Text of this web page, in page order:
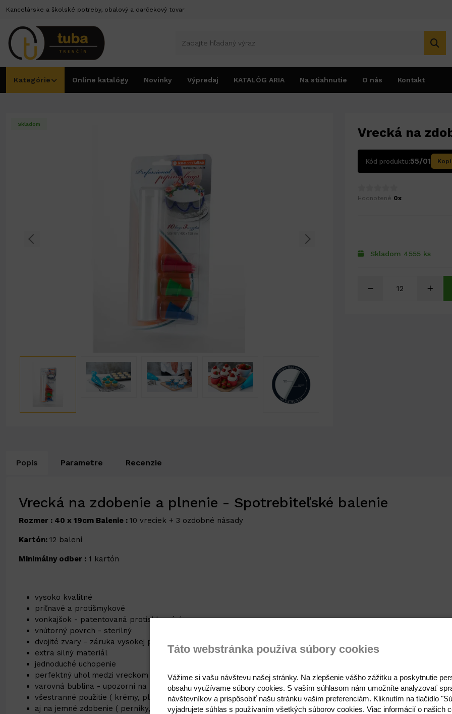
Kancelárske a školské potreby, obalový a darčekový tovar
Kategórie Online katalógy Novinky Výpredaj KATALÓG ARIA Na stiahnutie O nás Kontakt
Vrecká na zdobenie a plnenie Vrecká na zdobenie a plnenie Vrecká na zdobenie 10ks + 3 násady
Skladom
Vrecká na
Kód produktu:55/01
Hodnotené 0x
Skladom 4555 ks
Popis Parametre Recenzie
Vrecká na zdobenie a plnenie - Spotrebiteľské balenie
Rozmer : 40 x 19cm Balenie : 10 vreciek + 3 ozdobné násady
Kartón: 12 balení
Minimálny odber : 1 kartón
vysoko kvalitné
priľnavé a protišmykové
vonkajšok - patentovaná protisklzová úprava
vnútorný povrch - sterilný
dvojité zvary - záruka vysokej pevnosti
extra silný materiál
jednoduché uchopenie
perfektný uhol medzi vreckom a násadou
varovná bublina - upozorní na možné riziko prasknutia
všestranné použitie ( krémy, plnky, riedke cestá, džemy, drene,...)
aj na jemné zdobenie ( perníky, medovníky, ... )
Táto webstránka používa súbory cookies
Vážime si vašu návštevu našej stránky. Na zlepšenie vášho zážitku a poskytnutie
obsahu využívame súbory cookies. S vaším súhlasom nám umožníte analyzovať
návštevníkov a prispôsobiť našu stránku vašim preferenciám. Kliknutím na tlačidlo
vyjadrujete súhlas s používaním všetkých súborov cookies. Viac informácií o našich